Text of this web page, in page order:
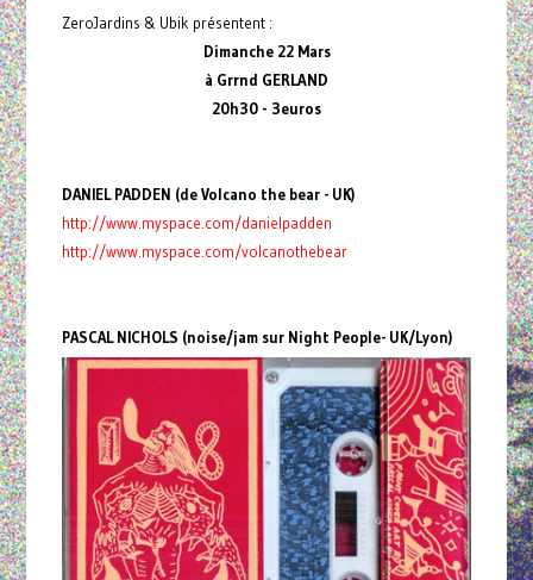
ZeroJardins & Ubik présentent :
Dimanche 22 Mars
à Grrnd GERLAND
20h30 - 3euros
DANIEL PADDEN (de Volcano the bear - UK)
http://www.myspace.com/danielpadden
http://www.myspace.com/volcanothebear
PASCAL NICHOLS (noise/jam sur Night People- UK/Lyon)